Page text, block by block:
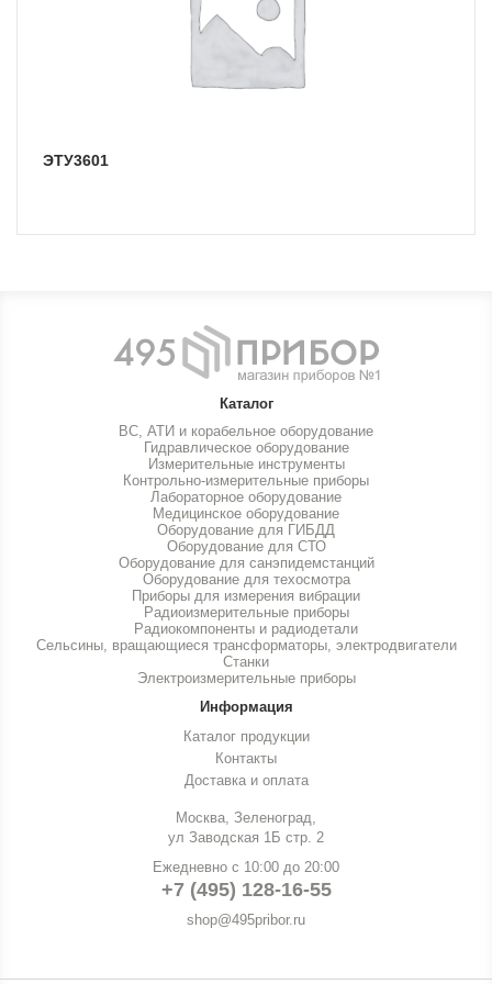
ЭТУ3601
Каталог
ВС, АТИ и корабельное оборудование
Гидравлическое оборудование
Измерительные инструменты
Контрольно-измерительные приборы
Лабораторное оборудование
Медицинское оборудование
Оборудование для ГИБДД
Оборудование для СТО
Оборудование для санэпидемстанций
Оборудование для техосмотра
Приборы для измерения вибрации
Радиоизмерительные приборы
Радиокомпоненты и радиодетали
Сельсины, вращающиеся трансформаторы, электродвигатели
Станки
Электроизмерительные приборы
Информация
Каталог продукции
Контакты
Доставка и оплата
Москва, Зеленоград,
ул Заводская 1Б стр. 2
Ежедневно с 10:00 до 20:00
+7 (495) 128-16-55
shop@495pribor.ru